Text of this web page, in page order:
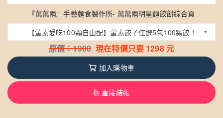
『萬萬兩』手藝麵食製作所- 萬萬兩明星麵餃餅綜合頁
【葷素愛吃100顆自由配】葷素餃子任選5包100顆餃！
原價：1900 現在特價只要 1298元
加入購物車
直接結帳